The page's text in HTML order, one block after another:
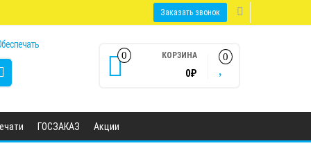
Заказать звонок
0 КОРЗИНА
0₽
0
ГОСЗАКАЗ Акции